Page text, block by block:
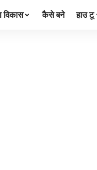
विकास कैसे बने हाउ टू